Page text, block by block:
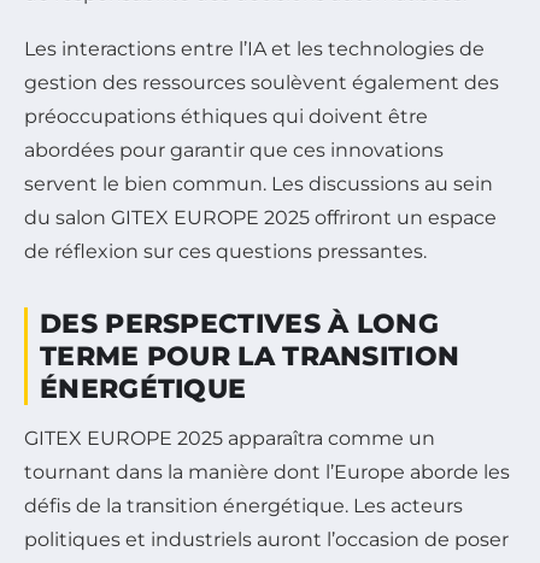
Les interactions entre l’IA et les technologies de
gestion des ressources soulèvent également des
préoccupations éthiques qui doivent être
abordées pour garantir que ces innovations
servent le bien commun. Les discussions au sein
du salon GITEX EUROPE 2025 offriront un espace
de réflexion sur ces questions pressantes.
DES PERSPECTIVES À LONG
TERME POUR LA TRANSITION
ÉNERGÉTIQUE
GITEX EUROPE 2025 apparaîtra comme un
tournant dans la manière dont l’Europe aborde les
défis de la transition énergétique. Les acteurs
politiques et industriels auront l’occasion de poser